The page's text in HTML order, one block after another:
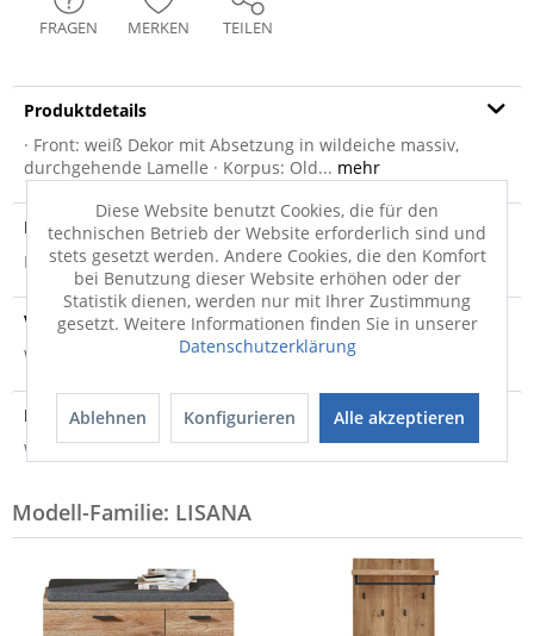
FRAGEN MERKEN TEILEN
Produktdetails
· Front: weiß Dekor mit Absetzung in wildeiche massiv,
durchgehende Lamelle · Korpus: Old... mehr
Produktsicherheit
Produktsicherheit
Versandinfo
Weitere Informationen zum Versand...
Hersteller
Weitere Informationen zum Hersteller...
Modell-Familie: LISANA
Diese Website benutzt Cookies, die für den
technischen Betrieb der Website erforderlich sind und
stets gesetzt werden. Andere Cookies, die den Komfort
bei Benutzung dieser Website erhöhen oder der
Statistik dienen, werden nur mit Ihrer Zustimmung
gesetzt. Weitere Informationen finden Sie in unserer
Datenschutzerklärung
Ablehnen Konfigurieren Alle akzeptieren